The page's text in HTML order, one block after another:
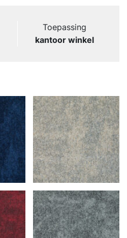
Toepassing
kantoor winkel